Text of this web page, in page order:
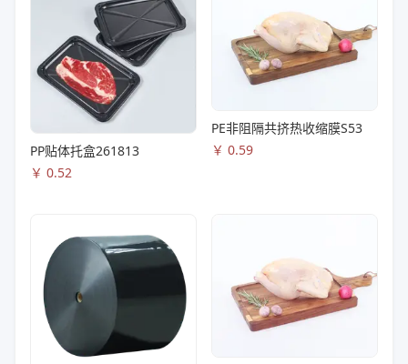
PP贴体托盒261813
￥ 0.52
PE非阻隔共挤热收缩膜S53
￥ 0.59